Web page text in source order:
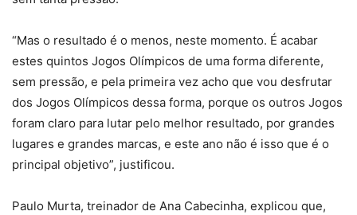
“Mas o resultado é o menos, neste momento. É acabar
estes quintos Jogos Olímpicos de uma forma diferente,
sem pressão, e pela primeira vez acho que vou desfrutar
dos Jogos Olímpicos dessa forma, porque os outros Jogos
foram claro para lutar pelo melhor resultado, por grandes
lugares e grandes marcas, e este ano não é isso que é o
principal objetivo”, justificou.
Paulo Murta, treinador de Ana Cabecinha, explicou que,